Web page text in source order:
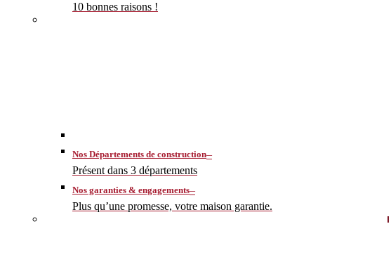
10 bonnes raisons !
Nos Départements de construction–
Présent dans 3 départements
Nos garanties & engagements–
Plus qu’une promesse, votre maison garantie.